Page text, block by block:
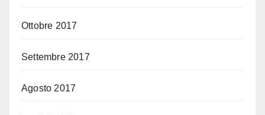
Ottobre 2017
Settembre 2017
Agosto 2017